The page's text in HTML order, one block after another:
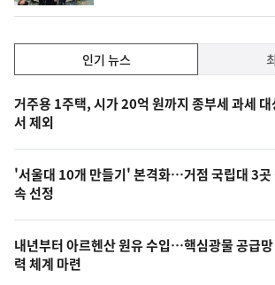
인
기,
최
신,
오
늘
의
영
상
인기 뉴스
인
기
뉴
스
거주용 1주택, 시가 20억 원까지 종부세 과세 대
서 제외
'서울대 10개 만들기' 본격화…거점 국립대 3곳
속 선정
내년부터 아르헨산 원유 수입…핵심광물 공급망
력 체계 마련